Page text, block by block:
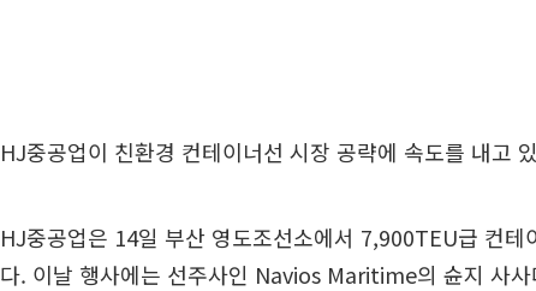
HJ중공업이 친환경 컨테이너선 시장 공략에 속도를 내고
HJ중공업은 14일 부산 영도조선소에서 7,900TEU급 컨테
다. 이날 행사에는 선주사인 Navios Maritime의 슌지 사